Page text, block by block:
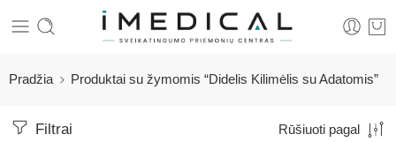
Pradžia Produktai su žymomis “Didelis Kilimėlis su Adatomis”
Filtrai Rūšiuoti pagal